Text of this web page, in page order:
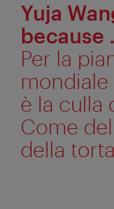
Yuja
because
Per la
mondiale
è la culla
Come
della